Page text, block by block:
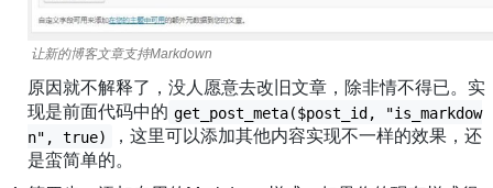
让新的博客文章支持Markdown
原因就不解释了，没人愿意去改旧文章，除非情不得已。实
现是前面代码中的 get_post_meta($post_id, "is_markdow
n", true)
，这里可以添加其他内容实现不一样的效果，还
是蛮简单的。